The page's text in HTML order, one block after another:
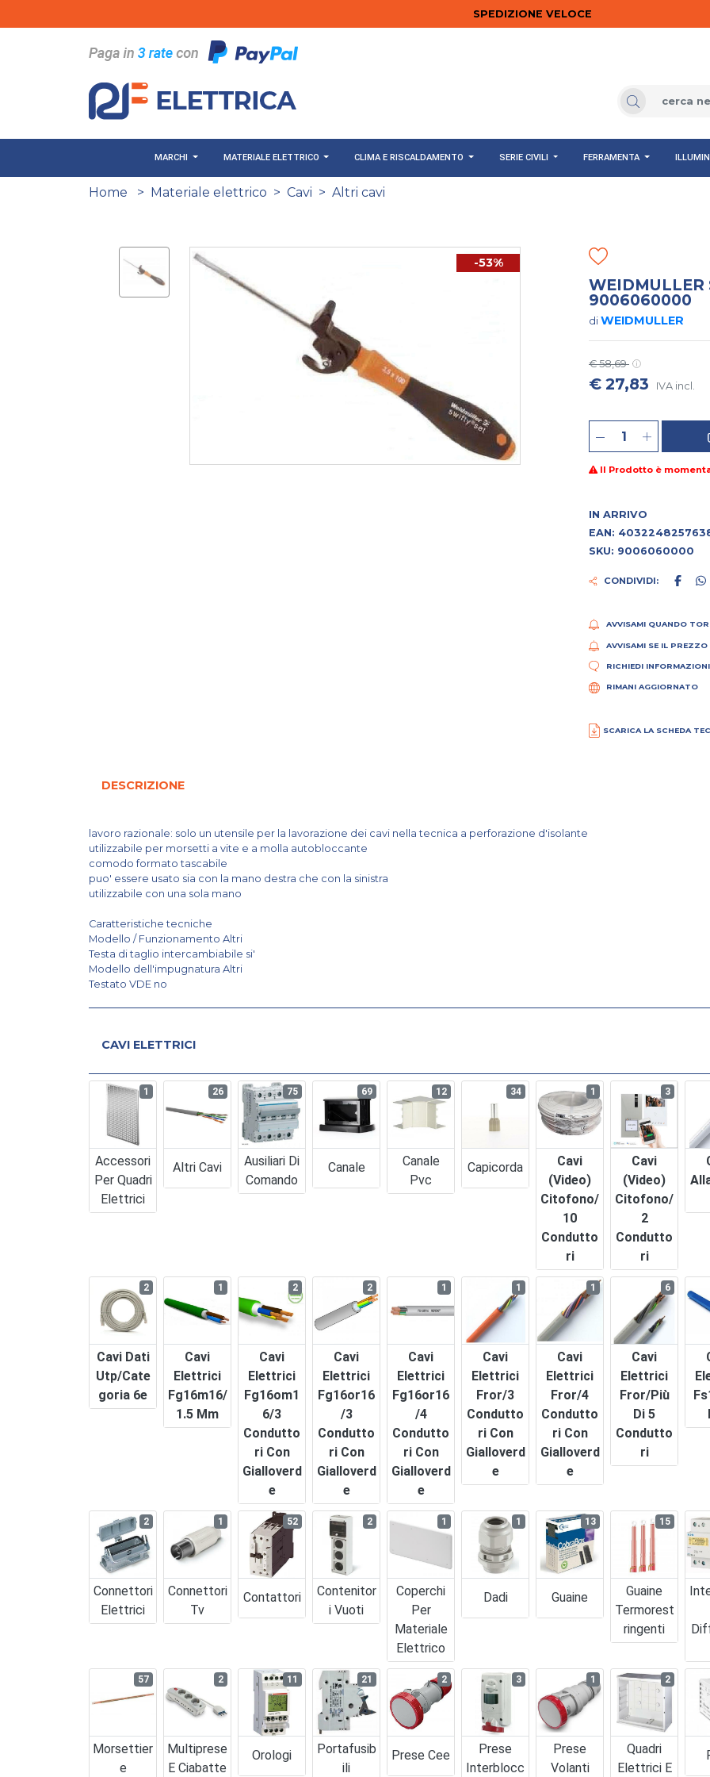
SPEDIZIONE VELOCE
MARCHI MATERIALE ELETTRICO CLIMA E RISCALDAMENTO SERIE CIVILI FERRAMENTA
Home > Materiale elettrico > Cavi > Altri cavi
-53%
WEIDMULLER
9006060000
di WEIDMULLER
€ 58,69
€ 27,83 IVA incl.
Il Prodotto è
IN ARRIVO
EAN:
SKU: 9006060000
CONDIVIDI:
AVVISAMI QUANDO
AVVISAMI SE IL PREZZO
RICHIEDI INFORMAZIONI
RIMANI AGGIORNATO
SCARICA LA SCHEDA
DESCRIZIONE
lavoro razionale: solo un utensile per la lavorazione dei cavi nella tecnica a perforazione d'isolante
utilizzabile per morsetti a vite e a molla autobloccante
comodo formato tascabile
puo' essere usato sia con la mano destra che con la sinistra
utilizzabile con una sola mano
Caratteristiche tecniche
Modello / Funzionamento Altri
Testa di taglio intercambiabile si'
Modello dell'impugnatura Altri
Testato VDE no
CAVI ELETTRICI
Accessori
Per Quadri
Elettrici
1
Altri Cavi
26
Ausiliari Di
Comando
75
Canale
69
Canale
Pvc
12
Capicorda
34
Cavi
(video)
Citofono/
10
Condutto
Ri
1
Cavi
(video)
Citofono/
2
Condutto
Ri
3
Cavi Dati
Utp/cate
Goria 6e
2
Cavi
Elettrici
Fg16m16/
1.5 Mm
1
Cavi
Elettrici
Fg16om1
6/3
Condutto
Ri Con
Gialloverd
E
2
Cavi
Elettrici
Fg16or16
/3
Condutto
Ri Con
Gialloverd
E
2
Cavi
Elettrici
Fg16or16
/4
Condutto
Ri Con
Gialloverd
E
1
Cavi
Elettrici
Fror/3
Condutto
Ri Con
Gialloverd
E
1
Cavi
Elettrici
Fror/4
Condutto
Ri Con
Gialloverd
E
1
Cavi
Elettrici
Fror/più
Di 5
Condutto
Ri
6
Connettori
Elettrici
2
Connettori
Tv
1
Contattori
52
Contenitor
I Vuoti
2
Coperchi
Per
Materiale
Elettrico
1
Dadi
1
Guaine
13
Guaine
Termorest
Ringenti
15
Morsettier
E
57
Multiprese
E Ciabatte
2
Orologi
11
Portafusib
Ili
21
Prese Cee
2
Prese
Interblocc
3
Prese
Volanti
1
Quadri
Elettrici E
2